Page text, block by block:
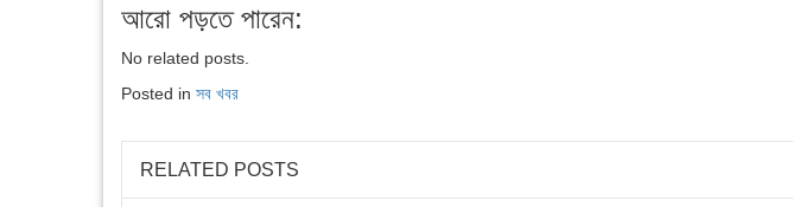
আরো পড়তে পারেন:
No related posts.
Posted in সব খবর
RELATED POSTS